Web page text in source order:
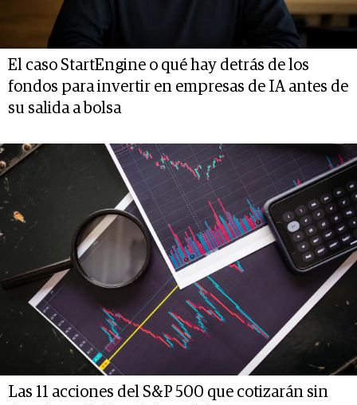
El caso StartEngine o qué hay detrás de los
fondos para invertir en empresas de IA antes de
su salida a bolsa
Las 11 acciones del S&P 500 que cotizarán sin